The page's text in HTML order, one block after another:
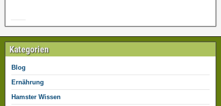
Kategorien
Blog
Ernährung
Hamster Wissen